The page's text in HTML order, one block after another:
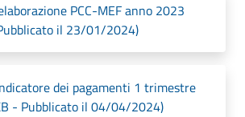
PCC-MEF anno 2023
il 23/01/2024)
dei pagamenti 1 trimestre
- Pubblicato il 04/04/2024)